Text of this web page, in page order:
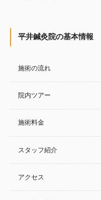
平井鍼灸院の基本情報
施術の流れ
院内ツアー
施術料金
スタッフ紹介
アクセス